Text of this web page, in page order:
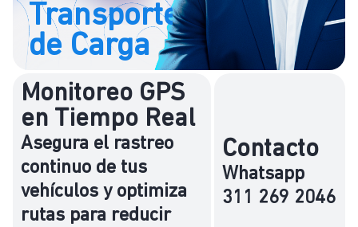
Monitoreo GPS
en Tiempo Real
Asegura el rastreo
continuo de tus
vehículos y optimiza
rutas para reducir
Transporte
de Carga
Contacto
Whatsapp
311 269 2046